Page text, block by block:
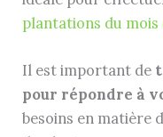
plantations du mois
Il est important de
pour répondre à
besoins en matière